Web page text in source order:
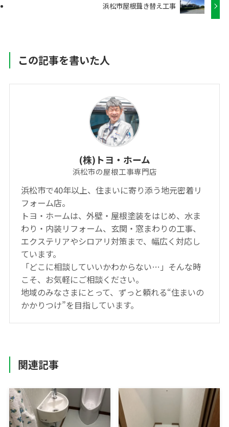
浜松市屋根葺き替え工事
この記事を書いた人
(株)トヨ・ホーム
浜松市の屋根工事専門店
浜松市で40年以上、住まいに寄り添う地元密着リ
フォーム店。
トヨ・ホームは、外壁・屋根塗装をはじめ、水ま
わり・内装リフォーム、玄関・窓まわりの工事、
エクステリアやシロアリ対策まで、幅広く対応し
ています。
「どこに相談していいかわからない…」そんな時
こそ、お気軽にご相談ください。
地域のみなさまにとって、ずっと頼れる“住まいの
かかりつけ”を目指しています。
関連記事